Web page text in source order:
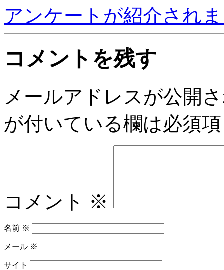
墓
じ
ま
し
て
っ
た」
～
へ
アンケートが紹介され
コメントを残す
メールアドレスが公開
が付いている欄は必須
コメント ※
名前 ※
メール ※
サイト